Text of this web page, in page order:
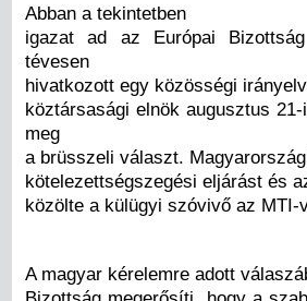
Abban a tekintetben
igazat ad az Európai
tévesen
hivatkozott egy közösségi
köztársasági elnök augusztus
meg
a brüsszeli választ.
kötelezettségszegési eljárást és
közölte a külügyi szóvivő az MTI-
A magyar kérelemre adott